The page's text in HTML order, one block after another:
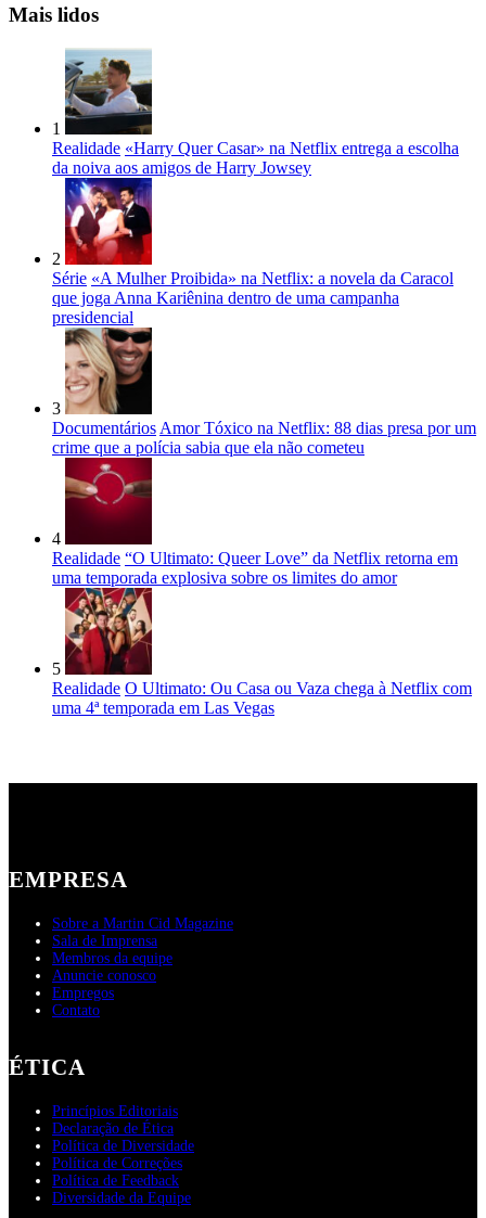
Mais lidos
1
Realidade «Harry Quer Casar» na Netflix entrega a escolha
da noiva aos amigos de Harry Jowsey
2
Série «A Mulher Proibida» na Netflix: a novela da Caracol
que joga Anna Kariênina dentro de uma campanha
presidencial
3
Documentários Amor Tóxico na Netflix: 88 dias presa por um
crime que a polícia sabia que ela não cometeu
4
Realidade “O Ultimato: Queer Love” da Netflix retorna em
uma temporada explosiva sobre os limites do amor
5
Realidade O Ultimato: Ou Casa ou Vaza chega à Netflix com
uma 4ª temporada em Las Vegas
EMPRESA
Sobre a Martin Cid Magazine
Sala de Imprensa
Membros da equipe
Anuncie conosco
Empregos
Contato
ÉTICA
Princípios Editoriais
Declaração de Ética
Política de Diversidade
Política de Correções
Política de Feedback
Diversidade da Equipe